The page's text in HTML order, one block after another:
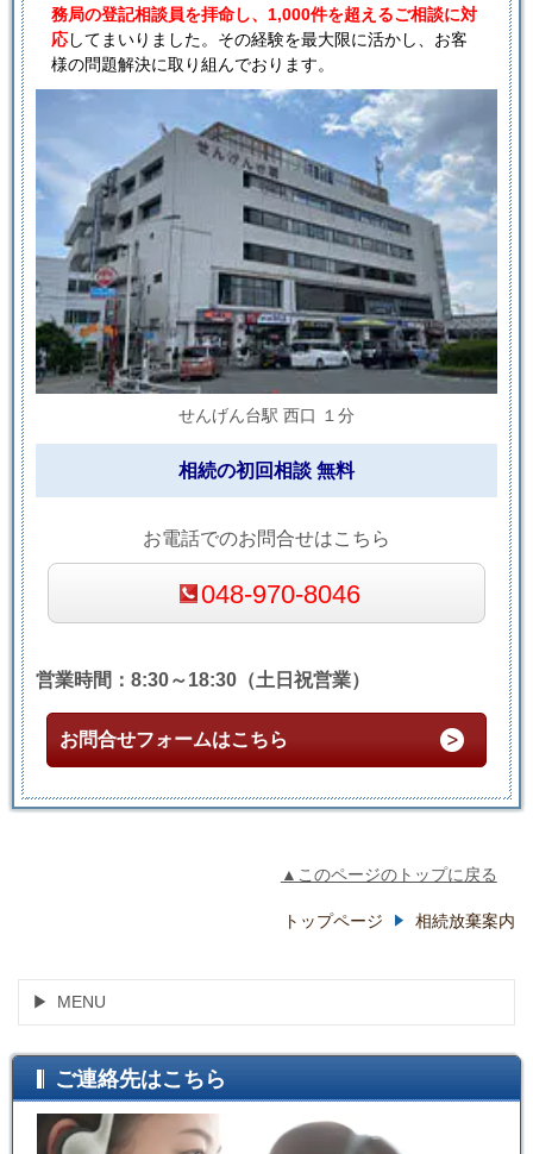
務局の登記相談員を拝命し、1,000件を超えるご相談に対
応してまいりました。その経験を最大限に活かし、お客
様の問題解決に取り組んでおります。
せんげん台駅 西口 １分
相続の初回相談 無料
お電話でのお問合せはこちら
048-970-8046
営業時間：8:30～18:30（土日祝営業）
お問合せフォームはこちら
▲このページのトップに戻る
トップページ 相続放棄案内
MENU
ご連絡先はこちら